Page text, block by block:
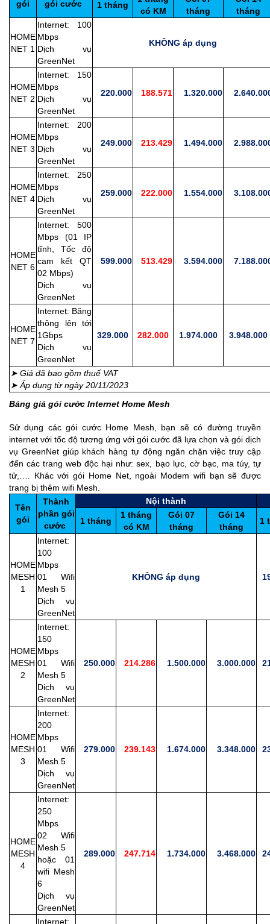
gói
gói cước
1 tháng
có KM
tháng
tháng
HOME
NET 1
Internet: 100
Mbps
Dịch vụ
GreenNet
KHÔNG áp dụng
HOME
NET 2
Internet: 150
Mbps
Dịch vụ
GreenNet
220.000 188.571 1.320.000
HOME
NET 3
Internet: 200
Mbps
Dịch vụ
GreenNet
249.000 213.429 1.494.000
HOME
NET 4
Internet: 250
Mbps
Dịch vụ
GreenNet
259.000 222.000 1.554.000
HOME
NET 6
Internet: 500
Mbps (01 IP
tĩnh, Tốc độ
cam kết QT
02 Mbps)
Dịch vụ
GreenNet
599.000 513.429 3.594.000
HOME
NET 7
Internet: Băng
thông lên tới
1Gbps
Dịch vụ
GreenNet
329.000 282.000 1.974.000 3.948.000
➤ Giá đã bao gồm thuế VAT
➤ Áp dụng từ ngày 20/11/2023
Bảng giá gói cước Internet Home Mesh
Sử dụng các gói cước Home Mesh, bạn sẽ có đường truyền
internet với tốc độ tương ứng với gói cước đã lựa chọn và gói dịch
vụ GreenNet giúp khách hàng tự động ngăn chặn việc truy cập
đến các trang web độc hại như: sex, bạo lực, cờ bạc, ma túy, tự
tử,…. Khác với gói Home Net, ngoài Modem wifi bạn sẽ được
trang bị thêm wifi Mesh.
Tên
gói
Thành
phần gói
cước
Nội thành
1 tháng
1 tháng
có KM
Gói 07
tháng
Gói 14
tháng
1
HOME
MESH
1
Internet:
100
Mbps
01 Wifi
Mesh 5
Dịch vụ
GreenNet
KHÔNG áp dụng
HOME
MESH
2
Internet:
150
Mbps
01 Wifi
Mesh 5
Dịch vụ
GreenNet
250.000 214.286 1.500.000 3.000.000
HOME
MESH
3
Internet:
200
Mbps
01 Wifi
Mesh 5
Dịch vụ
GreenNet
279.000 239.143 1.674.000 3.348.000
HOME
MESH
4
Internet:
250
Mbps
02 Wifi
Mesh 5
hoặc 01
wifi Mesh
6
Dịch vụ
GreenNet
289.000 247.714 1.734.000 3.468.000
Internet: